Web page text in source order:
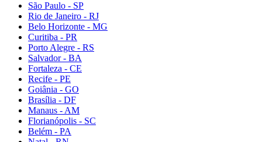
São Paulo - SP
Rio de Janeiro - RJ
Belo Horizonte - MG
Curitiba - PR
Porto Alegre - RS
Salvador - BA
Fortaleza - CE
Recife - PE
Goiânia - GO
Brasília - DF
Manaus - AM
Florianópolis - SC
Belém - PA